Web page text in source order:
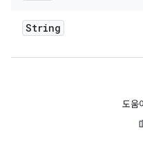
String
도움